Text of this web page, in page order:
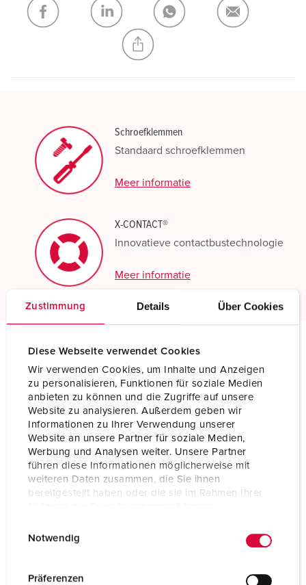
Zustimmung Details Über Cookies
Diese Webseite verwendet Cookies
Wir verwenden Cookies, um Inhalte und Anzeigen
zu personalisieren, Funktionen für soziale Medien
anbieten zu können und die Zugriffe auf unsere
Website zu analysieren. Außerdem geben wir
Informationen zu Ihrer Verwendung unserer
Website an unsere Partner für soziale Medien,
Werbung und Analysen weiter. Unsere Partner
führen diese Informationen möglicherweise mit
weiteren Daten zusammen, die Sie ihnen
bereitgestellt haben oder die sie im Rahmen Ihrer
Notwendig
Präferenzen
NIEUW LIJST MAKEN
Schroefklemmen
Standaard schroefklemmen
Meer informatie
X-CONTACT®
Innovatieve contactbustechnologie
Meer informatie
Koppelcontactstop PowerTOP® Xtra 14238P
Ampère 125 A
Polen 4 p
Voltage 600-690 V
Uurstand 5 h
Contacten
hittebestendig binnenwerk